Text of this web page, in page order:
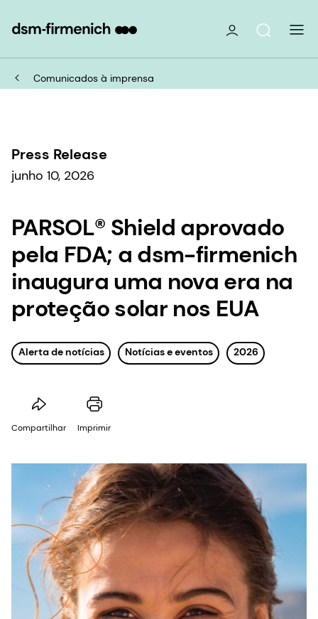
Comunicados à imprensa
Press Release
junho 10, 2026
PARSOL® Shield aprovado
pela FDA; a dsm-firmenich
inaugura uma nova era na
proteção solar nos EUA
Alerta de notícias Notícias e eventos 2026
Compartilhar Imprimir